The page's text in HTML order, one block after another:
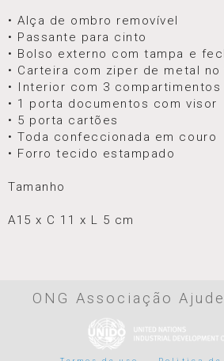
• Alça de ombro removível
• Passante para cinto
• Bolso externo com tampa e
• Carteira com ziper de metal
• Interior com 3 compartimentos
• 1 porta documentos com visor
• 5 porta cartões
• Toda confeccionada em couro
• Forro tecido estampado
Tamanho
A15 x C 11 x L 5 cm
ONG Associação